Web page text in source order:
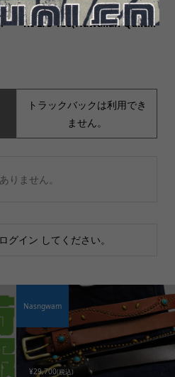
ェージ・パブリック】Pigme
nt L/S Tee(Hawaiian Quilt...
トラックバックは利用でき
ません。
りません。
ログイン してください。
¥29,700(税込)
Nasngwam